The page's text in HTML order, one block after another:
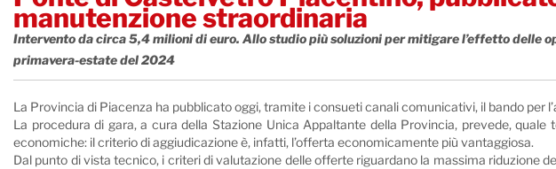
manutenzione straordinaria
Intervento da circa 5,4 milioni di euro. Allo studio più soluzioni per mitigare l’effetto
primavera-estate del 2024
La Provincia di Piacenza ha pubblicato oggi, tramite i consueti canali comunicativi, il bando
La procedura di gara, a cura della Stazione Unica Appaltante della Provincia, prevede,
economiche: il criterio di aggiudicazione è, infatti, l’offerta economicamente più vantaggiosa.
Dal punto di vista tecnico, i criteri di valutazione delle offerte riguardano la massima